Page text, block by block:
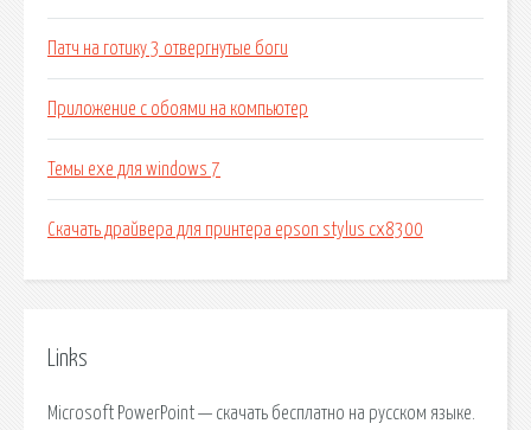
Патч на готику 3 отвергнутые боги
Приложение с обоями на компьютер
Темы exe для windows 7
Скачать драйвера для принтера epson stylus cx8300
Links
Microsoft PowerPoint — скачать бесплатно на русском языке.